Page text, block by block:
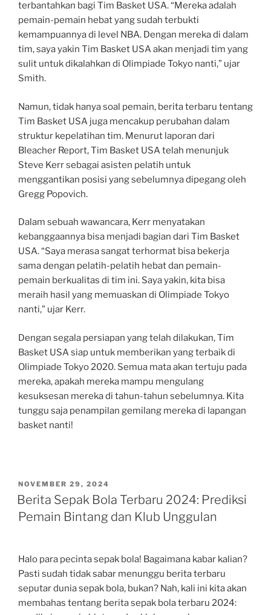
terbantahkan bagi Tim Basket USA. “Mereka adalah
pemain-pemain hebat yang sudah terbukti
kemampuannya di level NBA. Dengan mereka di dalam
tim, saya yakin Tim Basket USA akan menjadi tim yang
sulit untuk dikalahkan di Olimpiade Tokyo nanti,” ujar
Smith.
Namun, tidak hanya soal pemain, berita terbaru tentang
Tim Basket USA juga mencakup perubahan dalam
struktur kepelatihan tim. Menurut laporan dari
Bleacher Report, Tim Basket USA telah menunjuk
Steve Kerr sebagai asisten pelatih untuk
menggantikan posisi yang sebelumnya dipegang oleh
Gregg Popovich.
Dalam sebuah wawancara, Kerr menyatakan
kebanggaannya bisa menjadi bagian dari Tim Basket
USA. “Saya merasa sangat terhormat bisa bekerja
sama dengan pelatih-pelatih hebat dan pemain-
pemain berkualitas di tim ini. Saya yakin, kita bisa
meraih hasil yang memuaskan di Olimpiade Tokyo
nanti,” ujar Kerr.
Dengan segala persiapan yang telah dilakukan, Tim
Basket USA siap untuk memberikan yang terbaik di
Olimpiade Tokyo 2020. Semua mata akan tertuju pada
mereka, apakah mereka mampu mengulang
kesuksesan mereka di tahun-tahun sebelumnya. Kita
tunggu saja penampilan gemilang mereka di lapangan
basket nanti!
POSTED
ON
NOVEMBER 29, 2024
Berita Sepak Bola Terbaru 2024: Prediksi
Pemain Bintang dan Klub Unggulan
Halo para pecinta sepak bola! Bagaimana kabar kalian?
Pasti sudah tidak sabar menunggu berita terbaru
seputar dunia sepak bola, bukan? Nah, kali ini kita akan
membahas tentang berita sepak bola terbaru 2024: